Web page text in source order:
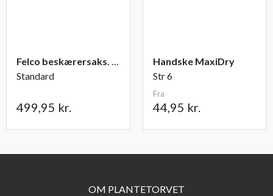
Felco beskærersaks. nr. 2
Standard
499,95 kr.
Handske MaxiDry
Str 6
Fra
44,95 kr.
OM PLANTETORVET